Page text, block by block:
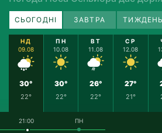
СЬОГОДНІ ЗАВТРА ТИЖДЕНЬ
НД
09.08
30°
22°
ПН
10.08
30°
22°
ВТ
11.08
26°
22°
СР
12.08
27°
21°
21:00 ПН